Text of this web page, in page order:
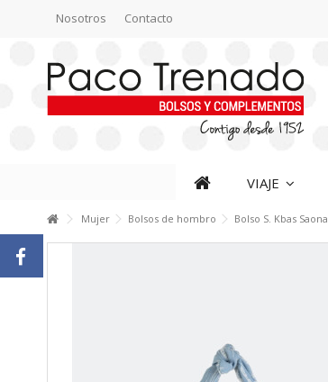
Nosotros Contacto
VIAJE
Mujer Bolsos de hombro Bolso S. Kbas Saona